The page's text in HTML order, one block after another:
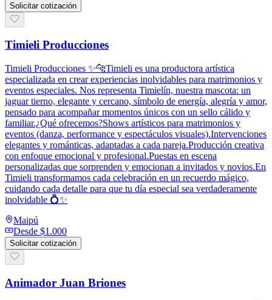
Solicitar cotización
Timieli Producciones
Timieli Producciones ✨🐆Timieli es una productora artística
especializada en crear experiencias inolvidables para matrimonios y
eventos especiales. Nos representa Timielín, nuestra mascota: un
jaguar tierno, elegante y cercano, símbolo de energía, alegría y amor,
pensado para acompañar momentos únicos con un sello cálido y
familiar.¿Qué ofrecemos?Shows artísticos para matrimonios y
eventos (danza, performance y espectáculos visuales).Intervenciones
elegantes y románticas, adaptadas a cada pareja.Producción creativa
con enfoque emocional y profesional.Puestas en escena
personalizadas que sorprenden y emocionan a invitados y novios.En
Timieli transformamos cada celebración en un recuerdo mágico,
cuidando cada detalle para que tu día especial sea verdaderamente
inolvidable 💍✨
Maipú
Desde $1.000
Solicitar cotización
Animador Juan Briones